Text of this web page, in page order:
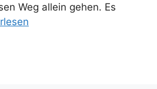
Weg allein gehen. Es